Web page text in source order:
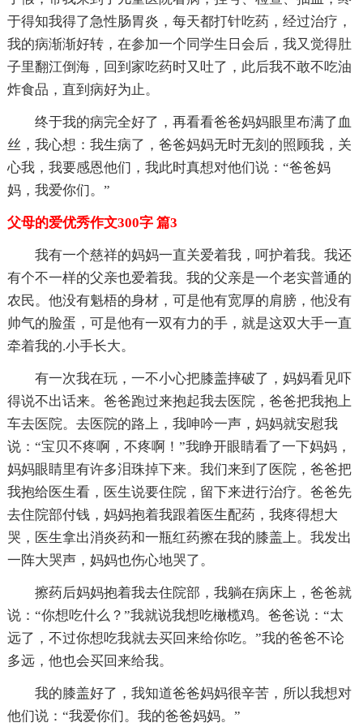
于得知我得了急性肠胃炎，每天都打针吃药，经过治疗，
我的病渐渐好转，在参加一个同学生日会后，我又觉得肚
子里翻江倒海，回到家吃药时又吐了，此后我不敢不吃油
炸食品，直到病好为止。
终于我的病完全好了，再看看爸爸妈妈眼里布满了血
丝，我心想：我生病了，爸爸妈妈无时无刻的照顾我，关
心我，我要感恩他们，我此时真想对他们说：“爸爸妈
妈，我爱你们。”
父母的爱优秀作文300字 篇3
我有一个慈祥的妈妈一直关爱着我，呵护着我。我还
有个不一样的父亲也爱着我。我的父亲是一个老实普通的
农民。他没有魁梧的身材，可是他有宽厚的肩膀，他没有
帅气的脸蛋，可是他有一双有力的手，就是这双大手一直
牵着我的.小手长大。
有一次我在玩，一不小心把膝盖摔破了，妈妈看见吓
得说不出话来。爸爸跑过来抱起我去医院，爸爸把我抱上
车去医院。去医院的路上，我呻吟一声，妈妈就安慰我
说：“宝贝不疼啊，不疼啊！”我睁开眼睛看了一下妈妈，
妈妈眼睛里有许多泪珠掉下来。我们来到了医院，爸爸把
我抱给医生看，医生说要住院，留下来进行治疗。爸爸先
去住院部付钱，妈妈抱着我跟着医生配药，我疼得想大
哭，医生拿出消炎药和一瓶红药擦在我的膝盖上。我发出
一阵大哭声，妈妈也伤心地哭了。
擦药后妈妈抱着我去住院部，我躺在病床上，爸爸就
说：“你想吃什么？”我就说我想吃橄榄鸡。爸爸说：“太
远了，不过你想吃我就去买回来给你吃。”我的爸爸不论
多远，他也会买回来给我。
我的膝盖好了，我知道爸爸妈妈很辛苦，所以我想对
他们说：“我爱你们。我的爸爸妈妈。”